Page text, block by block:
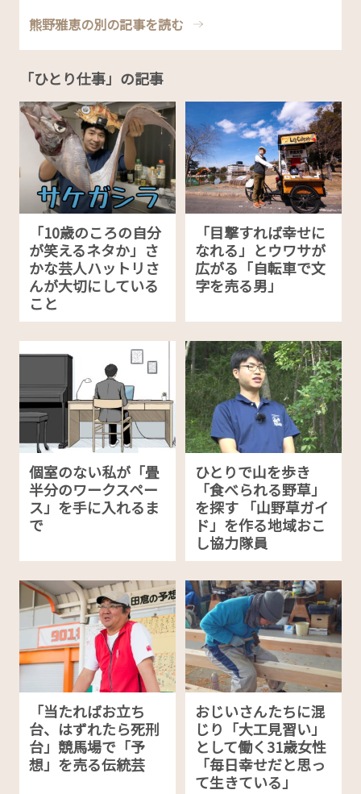
熊野雅恵の別の記事を読む
「ひとり仕事」の記事
「10歳のころの自分
が笑えるネタか」さ
かな芸人ハットリさ
んが大切にしている
こと
「目撃すれば幸せに
なれる」とウワサが
広がる「自転車で文
字を売る男」
個室のない私が「畳
半分のワークスペー
ス」を手に入れるま
で
ひとりで山を歩き
「食べられる野草」
を探す 「山野草ガイ
ド」を作る地域おこ
し協力隊員
「当たればお立ち
台、はずれたら死刑
台」競馬場で「予
想」を売る伝統芸
おじいさんたちに混
じり「大工見習い」
として働く31歳女性
「毎日幸せだと思っ
て生きている」